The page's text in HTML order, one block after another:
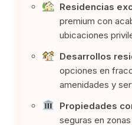
Residencias
premium con
ubicaciones
Desarrollos
opciones en
amenidades y
Propiedades
seguras en